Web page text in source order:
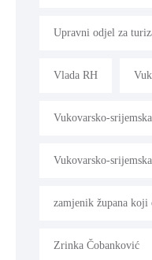
Upravni odjel za
Vlada RH
Vukovarsko-
Vukovarsko-
zamjenik župana koji
Zrinka Čobanković